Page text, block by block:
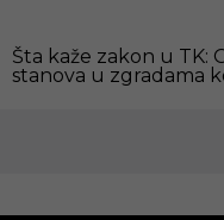
Šta kaže zakon u TK:
stanova u zgradama